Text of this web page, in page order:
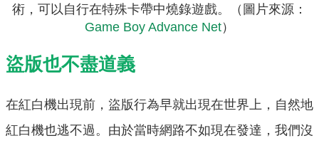
術，可以自行在特殊卡帶中燒錄遊戲。（圖片來源：
Game Boy Advance Net）
盜版也不盡道義
在紅白機出現前，盜版行為早就出現在世界上，自然地
紅白機也逃不過。由於當時網路不如現在發達，我們沒